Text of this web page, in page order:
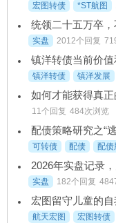
宏图转债 *ST航图
统领二十五万卒，
实盘 2012个回复
镇洋转债当前价
镇洋转债 镇洋发展
如何才能获得真正
11个回复 484次浏览
可转债 配债 配债
实盘 182个回复
宏图留守儿童的自
航天宏图 宏图转债